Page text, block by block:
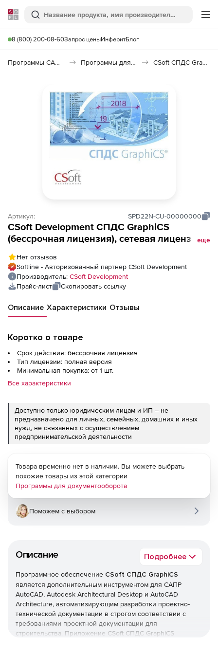
Softline
Поиск
8 (800) 200-08-60Запрос ценыИнферитБлог
Программы САПР и ГИС Программы для документооборота CSoft СПДС GraphiCS 2026
Артикул: SPD22N-CU-00000000
CSoft Development СПДС GraphiCS
(бессрочная лицензия), сетевая лицензия,
еще
Нет отзывов
Softline - Авторизованный партнер CSoft Development
Производитель: CSoft Development
Прайс-лист
Скопировать ссылку
Описание Характеристики Отзывы
Коротко о товаре
Срок действия: бессрочная лицензия
Тип лицензии: полная версия
Минимальная покупка: от 1 шт.
Все характеристики
Доступно только юридическим лицам и ИП – не
предназначено для личных, семейных, домашних и иных
нужд, не связанных с осуществлением
предпринимательской деятельности
Описание Подробнее
Программное обеспечение CSoft СПДС GraphiCS
является дополнительным инструментом для САПР
AutoCAD, Autodesk Architectural Desktop и AutoCAD
Architecture, автоматизирующим разработки проектно-
технической документации в строгом соответствии с
требованиями проектной документации для
строительства. Приложение CSoft СПДС GraphiCS
Товара временно нет в наличии. Вы можете выбрать
похожие товары из этой категории
Программы для документооборота
Поможем с выбором